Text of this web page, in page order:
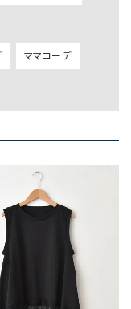
ママコーデ